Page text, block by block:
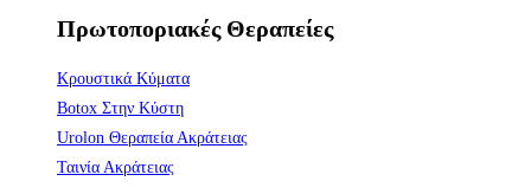
Πρωτοποριακές Θεραπείες
Κρουστικά Κύματα
Botox Στην Κύστη
Urolon Θεραπεία Ακράτειας
Ταινία Ακράτειας